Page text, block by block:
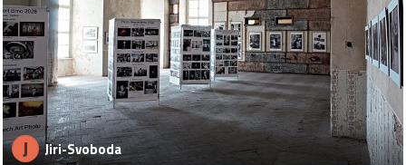
J Jiri-Svoboda